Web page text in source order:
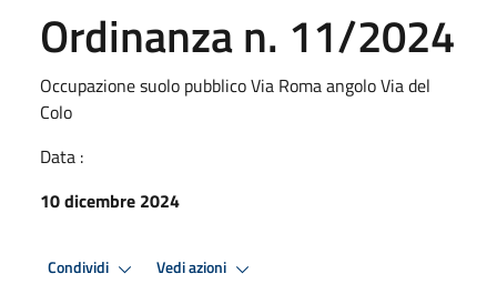
Ordinanza n. 11/2024
Occupazione suolo pubblico Via Roma angolo Via del
Colo
Data :
10 dicembre 2024
Condividi Vedi azioni